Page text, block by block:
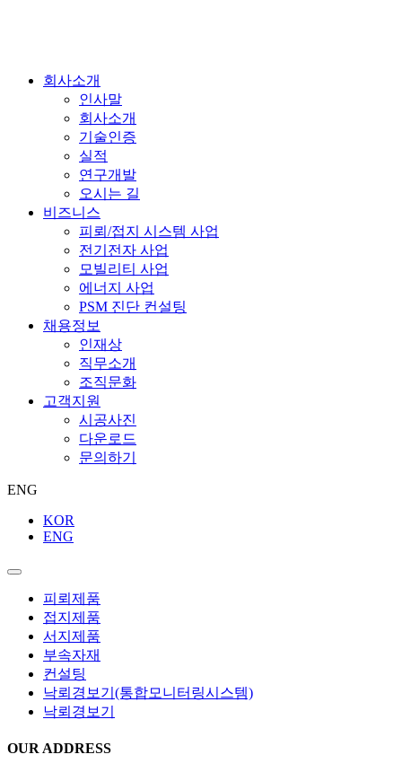
회사소개
인사말
회사소개
기술인증
실적
연구개발
오시는 길
비즈니스
피뢰/접지 시스템 사업
전기전자 사업
모빌리티 사업
에너지 사업
PSM 진단 컨설팅
채용정보
인재상
직무소개
조직문화
고객지원
시공사진
다운로드
문의하기
ENG
KOR
ENG
피뢰제품
접지제품
서지제품
부속자재
컨설팅
낙뢰경보기(통합모니터링시스템)
낙뢰경보기
OUR ADDRESS